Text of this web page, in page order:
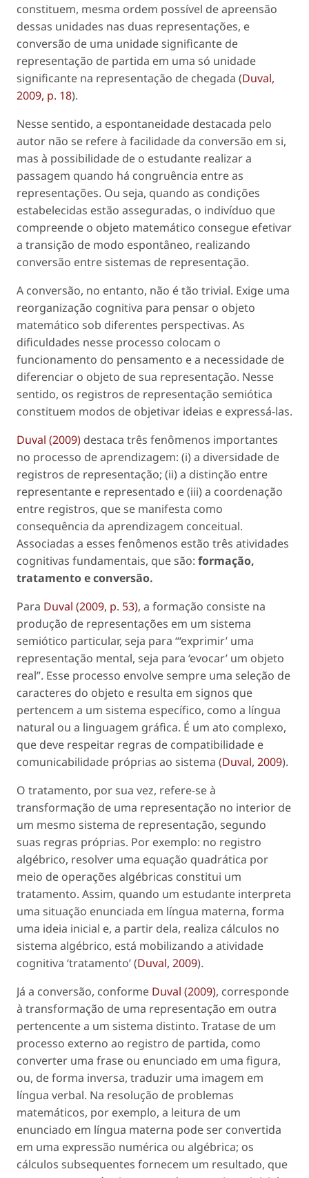
constituem, mesma ordem possível de apreensão
dessas unidades nas duas representações, e
conversão de uma unidade significante de
representação de partida em uma só unidade
significante na representação de chegada (Duval,
2009, p. 18).
Nesse sentido, a espontaneidade destacada pelo
autor não se refere à facilidade da conversão em si,
mas à possibilidade de o estudante realizar a
passagem quando há congruência entre as
representações. Ou seja, quando as condições
estabelecidas estão asseguradas, o indivíduo que
compreende o objeto matemático consegue efetivar
a transição de modo espontâneo, realizando
conversão entre sistemas de representação.
A conversão, no entanto, não é tão trivial. Exige uma
reorganização cognitiva para pensar o objeto
matemático sob diferentes perspectivas. As
dificuldades nesse processo colocam o
funcionamento do pensamento e a necessidade de
diferenciar o objeto de sua representação. Nesse
sentido, os registros de representação semiótica
constituem modos de objetivar ideias e expressá-las.
Duval (2009) destaca três fenômenos importantes
no processo de aprendizagem: (i) a diversidade de
registros de representação; (ii) a distinção entre
representante e representado e (iii) a coordenação
entre registros, que se manifesta como
consequência da aprendizagem conceitual.
Associadas a esses fenômenos estão três atividades
cognitivas fundamentais, que são: formação,
tratamento e conversão.
Para Duval (2009, p. 53), a formação consiste na
produção de representações em um sistema
semiótico particular, seja para “‘exprimir’ uma
representação mental, seja para ‘evocar’ um objeto
real”. Esse processo envolve sempre uma seleção de
caracteres do objeto e resulta em signos que
pertencem a um sistema específico, como a língua
natural ou a linguagem gráfica. É um ato complexo,
que deve respeitar regras de compatibilidade e
comunicabilidade próprias ao sistema (Duval, 2009).
O tratamento, por sua vez, refere-se à
transformação de uma representação no interior de
um mesmo sistema de representação, segundo
suas regras próprias. Por exemplo: no registro
algébrico, resolver uma equação quadrática por
meio de operações algébricas constitui um
tratamento. Assim, quando um estudante interpreta
uma situação enunciada em língua materna, forma
uma ideia inicial e, a partir dela, realiza cálculos no
sistema algébrico, está mobilizando a atividade
cognitiva ‘tratamento’ (Duval, 2009).
Já a conversão, conforme Duval (2009), corresponde
à transformação de uma representação em outra
pertencente a um sistema distinto. Tratase de um
processo externo ao registro de partida, como
converter uma frase ou enunciado em uma figura,
ou, de forma inversa, traduzir uma imagem em
língua verbal. Na resolução de problemas
matemáticos, por exemplo, a leitura de um
enunciado em língua materna pode ser convertida
em uma expressão numérica ou algébrica; os
cálculos subsequentes fornecem um resultado, que